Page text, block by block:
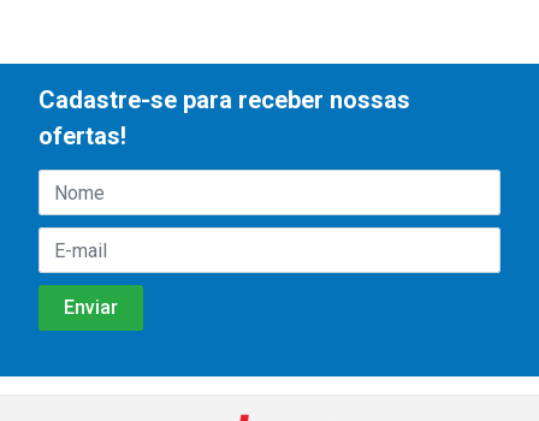
Cadastre-se para receber nossas
ofertas!